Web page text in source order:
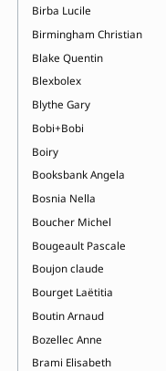
Birba Lucile
Birmingham Christian
Blake Quentin
Blexbolex
Blythe Gary
Bobi+Bobi
Boiry
Booksbank Angela
Bosnia Nella
Boucher Michel
Bougeault Pascale
Boujon claude
Bourget Laëtitia
Boutin Arnaud
Bozellec Anne
Brami Elisabeth